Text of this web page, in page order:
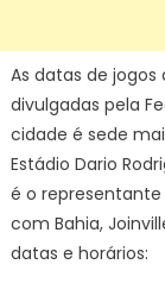
As datas de
divulgadas pela
cidade é sede
Estádio Dario
é o
com Bahia,
datas e horários: